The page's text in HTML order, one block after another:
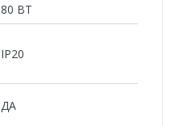
80 ВТ
IP20
ДА